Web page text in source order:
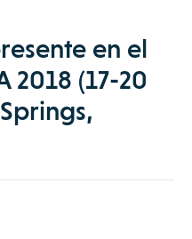
en el
2018 (17-20